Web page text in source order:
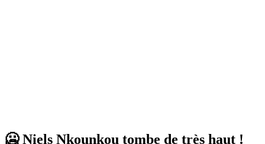
🥶 Niels Nkounkou tombe de très haut !